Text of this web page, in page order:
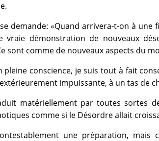
demande: «Quand arrivera-t-on à une
vraie démonstration de nouveaux
sont comme de nouveaux aspects du
pleine conscience, je suis tout à fait
impuissante, à un tas de
matériellement par toutes sortes
comme si le Désordre allait
une préparation, mais